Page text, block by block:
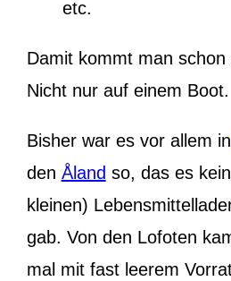
etc.
Damit kommt man schon
Nicht nur auf einem Boot.
Bisher war es vor allem in
den Åland so, das es
kleinen)
gab. Von den Lofoten
mal mit fast leerem